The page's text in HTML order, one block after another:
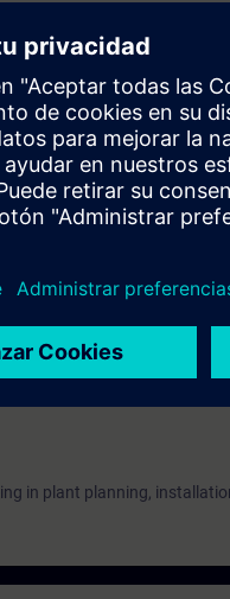
features)
of explosion protection in
in plant planning,